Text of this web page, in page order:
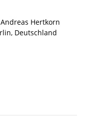
Hertkorn
Deutschland